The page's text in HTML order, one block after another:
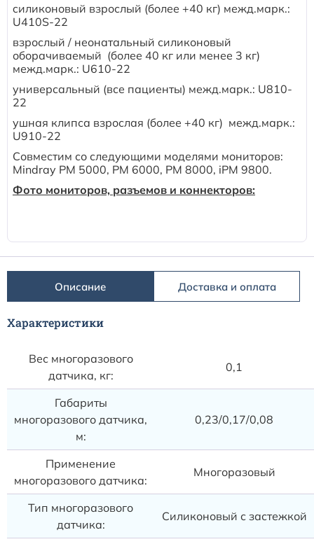
cиликоновый взрослый (более +40 кг) межд.марк.:
U410S-22
взрослый / неонатальный силиконовый
оборачиваемый (более 40 кг или менее 3 кг)
межд.марк.: U610-22
универсальный (все пациенты) межд.марк.: U810-
22
ушная клипса взрослая (более +40 кг) межд.марк.:
U910-22
Совместим со следующими моделями мониторов:
Mindray PM 5000, PM 6000, PM 8000, iPM 9800.
Фото мониторов, разъемов и коннекторов:
Описание Доставка и оплата
Характеристики
Вес многоразового
датчика, кг:
0,1
Габариты
многоразового датчика,
м:
0,23/0,17/0,08
Применение
многоразового датчика:
Многоразовый
Тип многоразового
датчика:
Силиконовый с застежкой
Расходные материалы к аппаратам Comen
Расходные материалы для ИВЛ Puritan Bennett
Расходные материалы к аппаратам Philips